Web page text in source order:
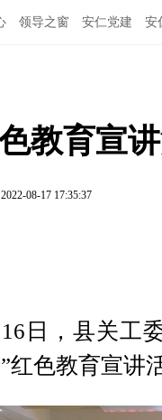
领导之窗 安仁党建 安
教育宣
2022-08-17 17:35:37
日，县关工
红色教育宣讲